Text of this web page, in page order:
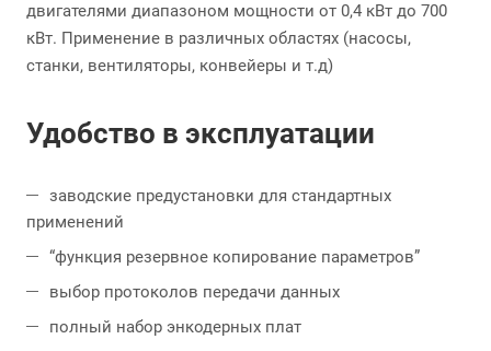
двигателями диапазоном мощности от 0,4 кВт до 700
кВт. Применение в различных областях (насосы,
станки, вентиляторы, конвейеры и т.д)
Удобство в эксплуатации
заводские предустановки для стандартных
применений
“функция резервное копирование параметров”
выбор протоколов передачи данных
полный набор энкодерных плат